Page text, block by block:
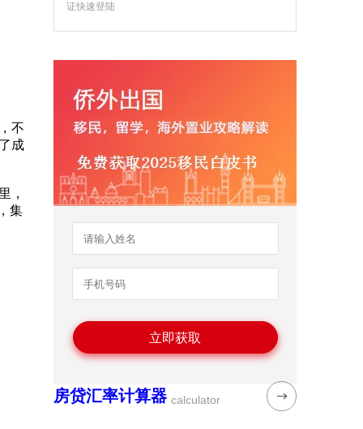
不
成
，
集
证快速登陆
房贷汇率计算器 calculator